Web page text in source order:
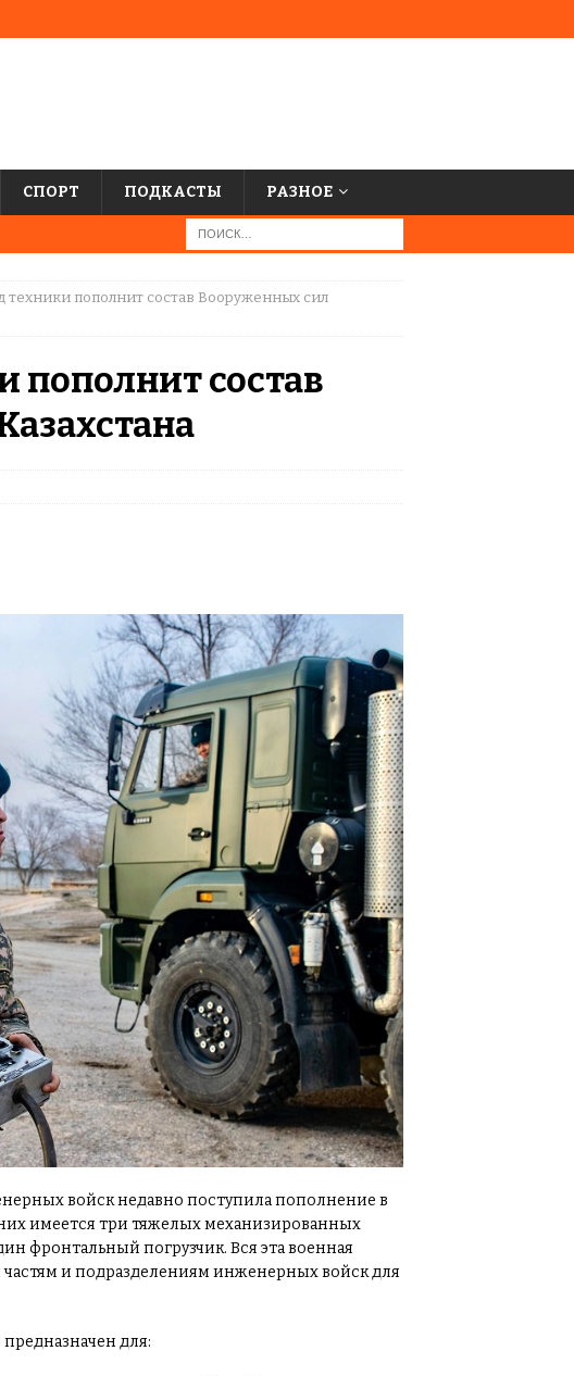
СПОРТ ПОДКАСТЫ РАЗНОЕ
техники пополнит состав Вооруженных сил
пополнит состав
войск недавно поступила пополнение в
имеется три тяжелых механизированных
фронтальный погрузчик. Вся эта военная
и подразделениям инженерных войск для
для: